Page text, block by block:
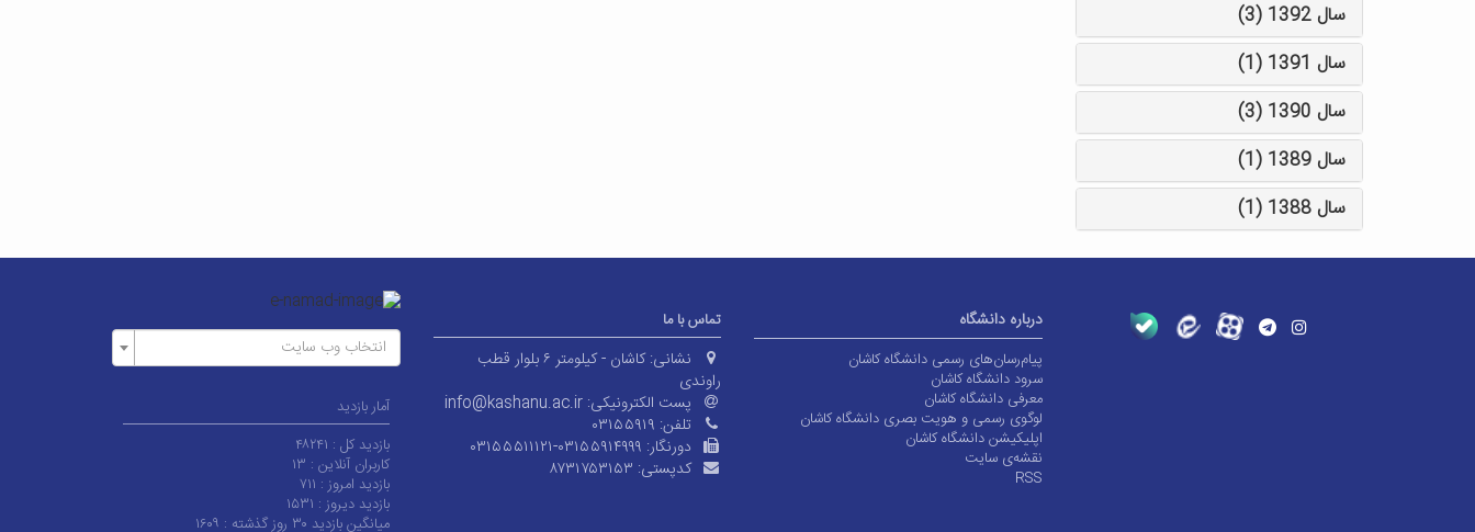
سال 1392 (3)
سال 1391 (1)
سال 1390 (3)
سال 1389 (1)
سال 1388 (1)
درباره دانشگاه
پیام‌رسان‌های رسمی دانشگاه کاشان
سرود دانشگاه کاشان
معرفی دانشگاه کاشان
لوگوی رسمی و هویت بصری دانشگاه کاشان
اپلیکیشن دانشگاه کاشان
نقشه‌ی سایت
RSS
تماس با ما
نشانی:
کاشان - کیلومتر ۶ بلوار قطب
راوندی
پست الکترونیکی: info@kashanu.ac.ir
تلفن: ۰۳۱۵۵۹۱۹
دورنگار: ۰۳۱۵۵۵۱۱۱۲۱-۰۳۱۵۵۹۱۴۹۹۹
کدپستی: ۸۷۳۱۷۵۳۱۵۳
انتخاب وب سایت
آمار بازدید
بازدید کل : ۴۸۲۴۱
کاربران آنلاین : ۱۳
بازدید امروز : ۷۱۱
بازدید دیروز : ۱۵۳۱
میانگین بازدید ۳۰ روز گذشته :
۱۶۰۹